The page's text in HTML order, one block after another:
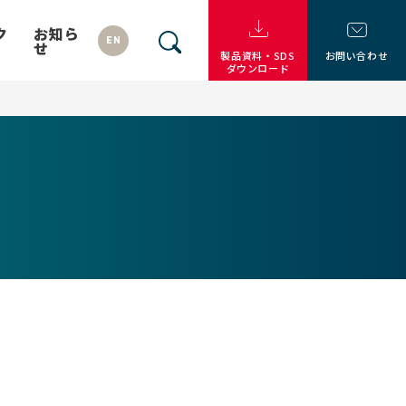
お知ら
せ EN
製品資料・SDS
ダウンロード
お問い合わせ